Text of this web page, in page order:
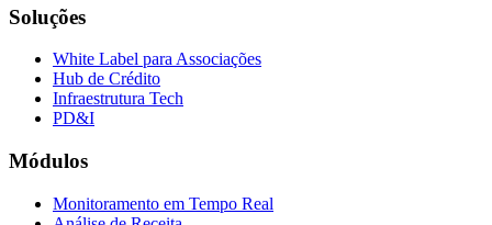
Soluções
White Label para Associações
Hub de Crédito
Infraestrutura Tech
PD&I
Módulos
Monitoramento em Tempo Real